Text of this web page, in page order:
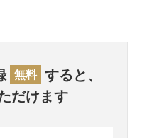
無料 すると、
だけます